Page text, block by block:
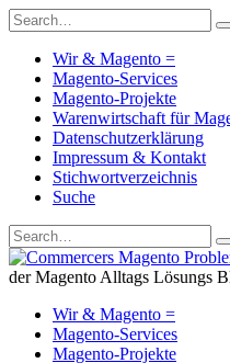
Wir & Magento =
Magento-Services
Magento-Projekte
Warenwirtschaft für
Datenschutzerklärung
Impressum & Kontakt
Stichwortverzeichnis
Suche
der Magento Alltags Lösungs
Wir & Magento =
Magento-Services
Magento-Projekte